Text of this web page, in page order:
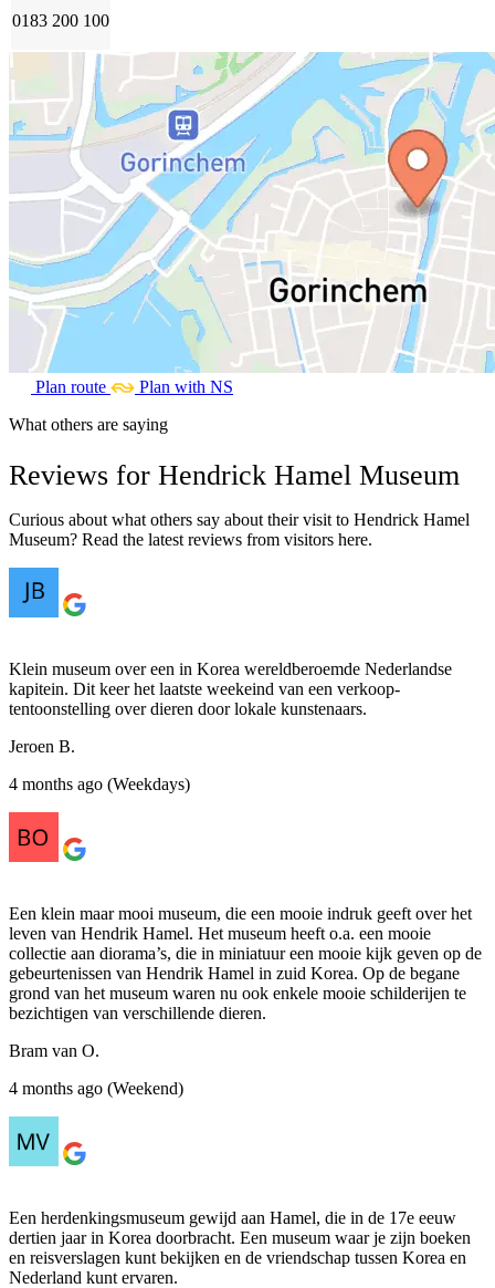
0183 200 100
Plan route
Plan with NS
What others are saying
Reviews for Hendrick Hamel Museum
Curious about what others say about their visit to Hendrick Hamel
Museum? Read the latest reviews from visitors here.
Klein museum over een in Korea wereldberoemde Nederlandse
kapitein. Dit keer het laatste weekeind van een verkoop-
tentoonstelling over dieren door lokale kunstenaars.
Jeroen B.
4 months ago (Weekdays)
Een klein maar mooi museum, die een mooie indruk geeft over het
leven van Hendrik Hamel. Het museum heeft o.a. een mooie
collectie aan diorama’s, die in miniatuur een mooie kijk geven op de
gebeurtenissen van Hendrik Hamel in zuid Korea. Op de begane
grond van het museum waren nu ook enkele mooie schilderijen te
bezichtigen van verschillende dieren.
Bram van O.
4 months ago (Weekend)
Een herdenkingsmuseum gewijd aan Hamel, die in de 17e eeuw
dertien jaar in Korea doorbracht. Een museum waar je zijn boeken
en reisverslagen kunt bekijken en de vriendschap tussen Korea en
Nederland kunt ervaren.